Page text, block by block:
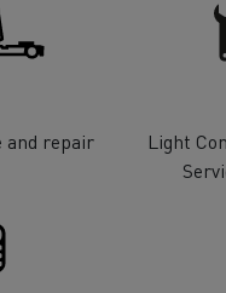
and repair
Light